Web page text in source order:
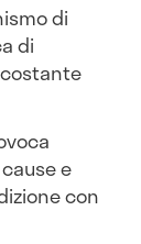
di
di
e
con